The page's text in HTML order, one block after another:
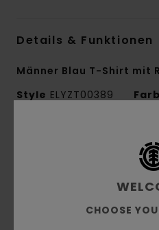
Details & Funktionen
Männer Blau T-Shirt mit
Style ELYZT00389
Single-
Garn und Bio-
Färbung: Pigment-
CHOOSE